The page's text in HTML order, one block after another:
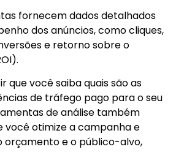
fornecem dados detalhados
dos anúncios, como cliques,
e retorno sobre o
que você saiba quais são as
de tráfego pago para o seu
de análise também
você otimize a campanha e
orçamento e o público-alvo,